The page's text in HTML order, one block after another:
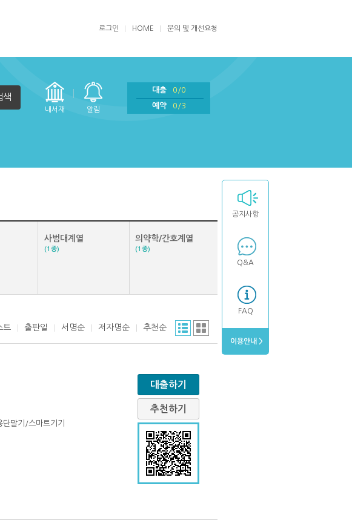
로그인 HOME 문의 및 개선요청
색
내서재 알림
대출
0/0
예약
0/3
공지사항
Q&A
FAQ
이용안내 >
사범대계열
(1종)
의약학/간호계열
(1종)
트 출판일 서명순 저자명순 추천순
말기/스마트기기
대출하기
추천하기